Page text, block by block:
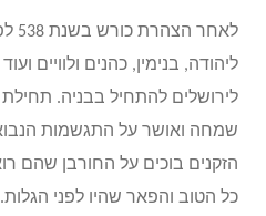
ליהודה, בנימין, כהנים ולוויים
לירושלים להתחיל בבניה.
שמחה ואושר על התגשמות
הזקנים בוכים על החורבן שהם
כל הטוב והפאר שהיו לפני הגלות.